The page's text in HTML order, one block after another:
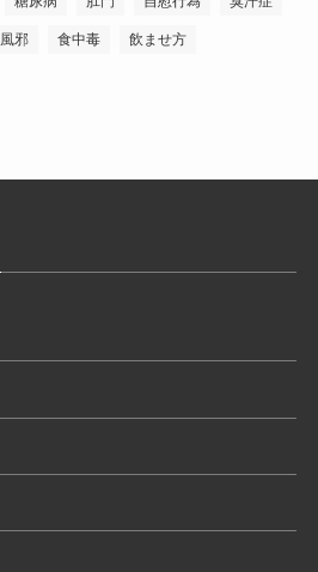
風邪 食中毒 飲ませ方